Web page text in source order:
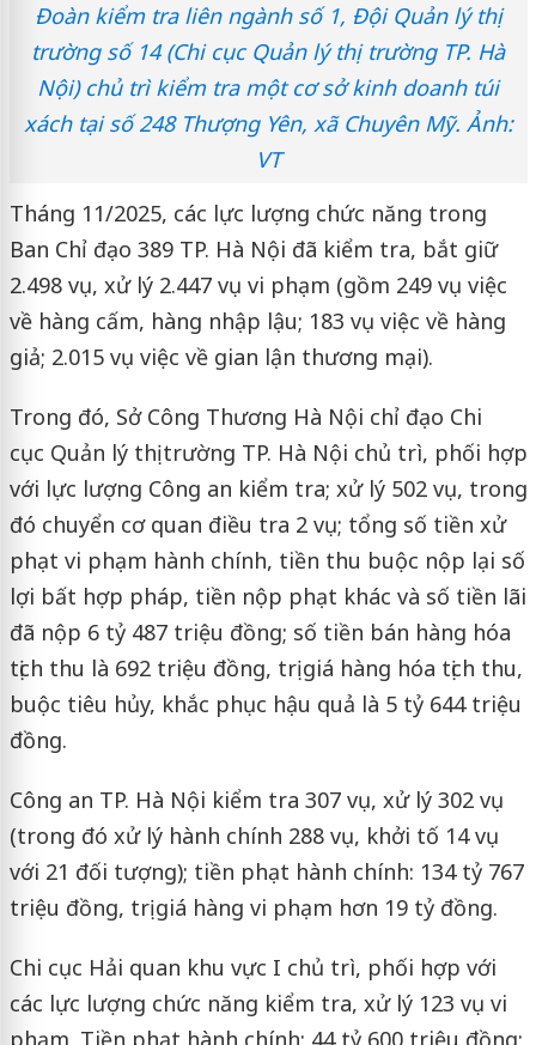
Đoàn kiểm tra liên ngành số 1, Đội Quản lý thị
trường số 14 (Chi cục Quản lý thị trường TP. Hà
Nội) chủ trì kiểm tra một cơ sở kinh doanh túi
xách tại số 248 Thượng Yên, xã Chuyên Mỹ. Ảnh:
VT
Tháng 11/2025, các lực lượng chức năng trong
Ban Chỉ đạo 389 TP. Hà Nội đã kiểm tra, bắt giữ
2.498 vụ, xử lý 2.447 vụ vi phạm (gồm 249 vụ việc
về hàng cấm, hàng nhập lậu; 183 vụ việc về hàng
giả; 2.015 vụ việc về gian lận thương mại).
Trong đó, Sở Công Thương Hà Nội chỉ đạo Chi
cục Quản lý thị trường TP. Hà Nội chủ trì, phối hợp
với lực lượng Công an kiểm tra; xử lý 502 vụ, trong
đó chuyển cơ quan điều tra 2 vụ; tổng số tiền xử
phạt vi phạm hành chính, tiền thu buộc nộp lại số
lợi bất hợp pháp, tiền nộp phạt khác và số tiền lãi
đã nộp 6 tỷ 487 triệu đồng; số tiền bán hàng hóa
tịch thu là 692 triệu đồng, trị giá hàng hóa tịch thu,
buộc tiêu hủy, khắc phục hậu quả là 5 tỷ 644 triệu
đồng.
Công an TP. Hà Nội kiểm tra 307 vụ, xử lý 302 vụ
(trong đó xử lý hành chính 288 vụ, khởi tố 14 vụ
với 21 đối tượng); tiền phạt hành chính: 134 tỷ 767
triệu đồng, trị giá hàng vi phạm hơn 19 tỷ đồng.
Chi cục Hải quan khu vực I chủ trì, phối hợp với
các lực lượng chức năng kiểm tra, xử lý 123 vụ vi
phạm. Tiền phạt hành chính: 44 tỷ 600 triệu đồng;